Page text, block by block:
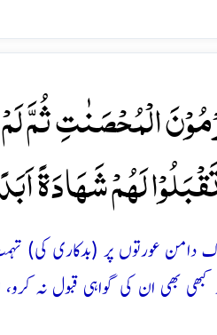
الۡمُحۡصَنٰتِ ثُمَّ
لَہُمۡ شَہَادَۃً
دامن عورتوں پر (بدکاری کی)
بھی ان کی گواہی قبول نہ